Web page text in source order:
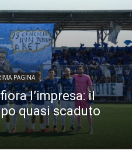
PAGINA
l’impresa: il
quasi scaduto